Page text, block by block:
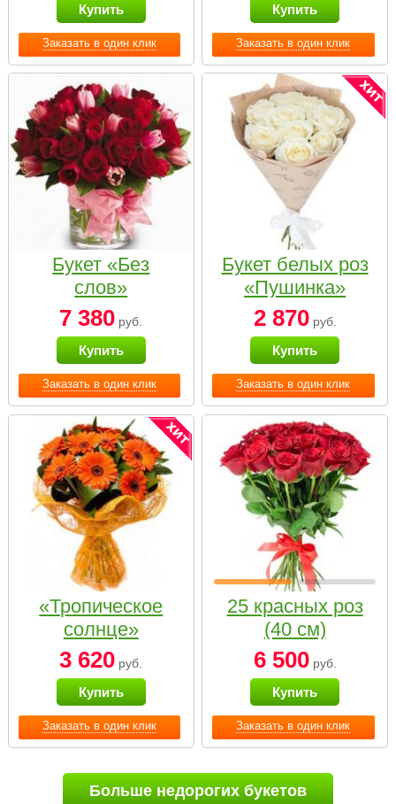
Заказать в один клик
Купить
Заказать в один клик
Купить
Заказать в один клик
Букет «Без
слов»
7 380 руб.
Купить
Заказать в один клик
Букет белых роз
«Пушинка»
2 870руб.
Купить
Заказать в один клик
«Тропическое
солнце»
3 620 руб.
Купить
Заказать в один клик
25 красных роз
(40 см)
6 500руб.
Купить
Больше недорогих букетов